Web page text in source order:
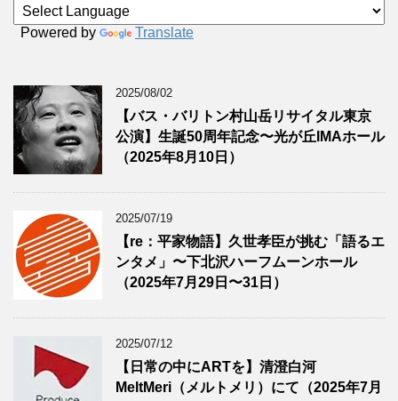
Powered by Translate
2025/08/02
【バス・バリトン村山岳リサイタル東京
公演】生誕50周年記念〜光が丘IMAホール
（2025年8月10日）
2025/07/19
【re：平家物語】久世孝臣が挑む「語るエ
ンタメ」〜下北沢ハーフムーンホール
（2025年7月29日〜31日）
2025/07/12
【日常の中にARTを】清澄白河
MeltMeri（メルトメリ）にて（2025年7月